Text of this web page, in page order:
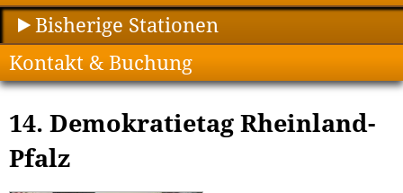
Bisherige Stationen
Kontakt & Buchung
14. Demokratietag Rheinland-
Pfalz